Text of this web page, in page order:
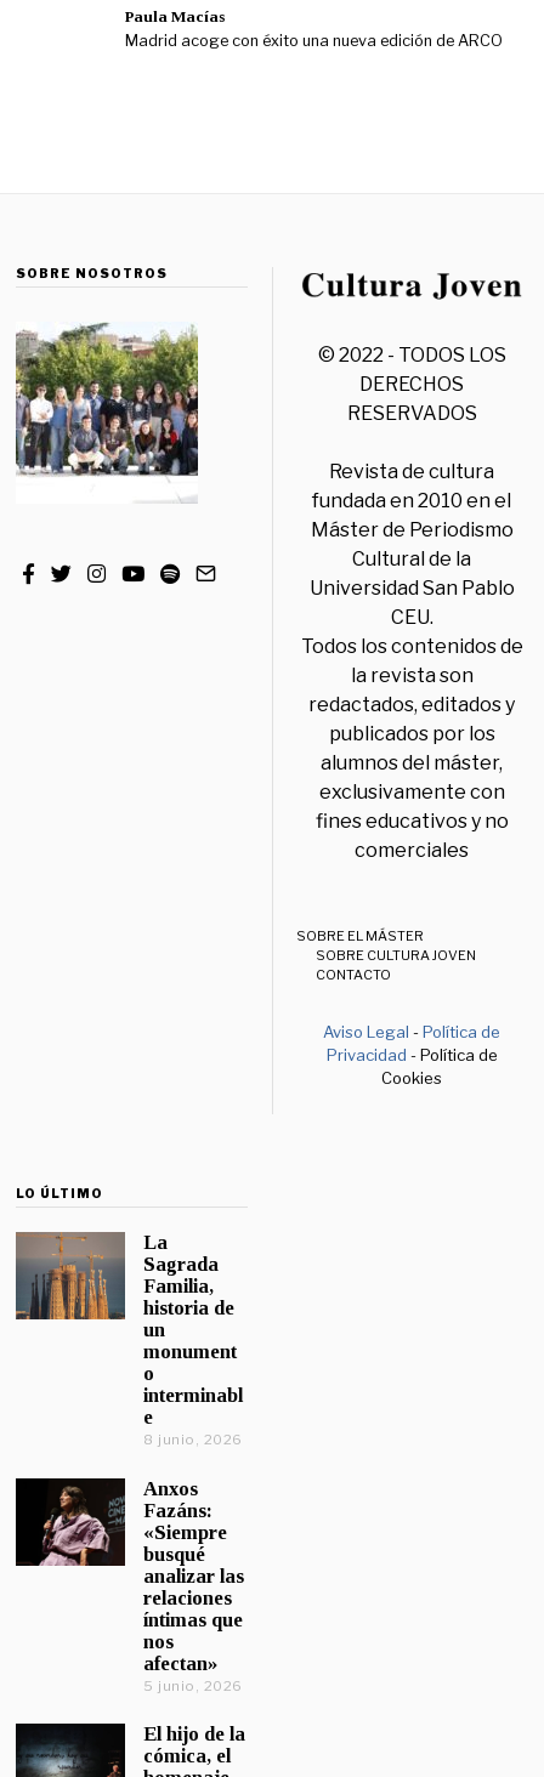
Paula Macías
Madrid acoge con éxito una nueva edición de ARCO
SOBRE NOSOTROS
© 2022 - TODOS LOS
DERECHOS
RESERVADOS
Revista de cultura
fundada en 2010 en el
Máster de Periodismo
Cultural de la
Universidad San Pablo
CEU.
Todos los contenidos de
la revista son
redactados, editados y
publicados por los
alumnos del máster,
exclusivamente con
fines educativos y no
comerciales
SOBRE EL MÁSTER
SOBRE CULTURA JOVEN
CONTACTO
Aviso Legal -Política de
Privacidad - Política de
Cookies
LO ÚLTIMO
La
Sagrada
Familia,
historia de
un
monument
o
interminabl
e
8 junio, 2026
Anxos
Fazáns:
«Siempre
busqué
analizar las
relaciones
íntimas que
nos
afectan»
5 junio, 2026
El hijo de la
cómica, el